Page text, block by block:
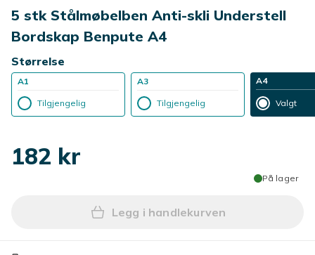
5 stk Stålmøbelben Anti-skli Understell
Bordskap Benpute A4
Størrelse
A1
Tilgjengelig
A3
Tilgjengelig
A4
Valgt
182 kr
På lager
Legg 5 stk Stålmøbelben
Legg i handlekurven